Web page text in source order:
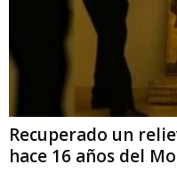
Recuperado un
hace 16 años del